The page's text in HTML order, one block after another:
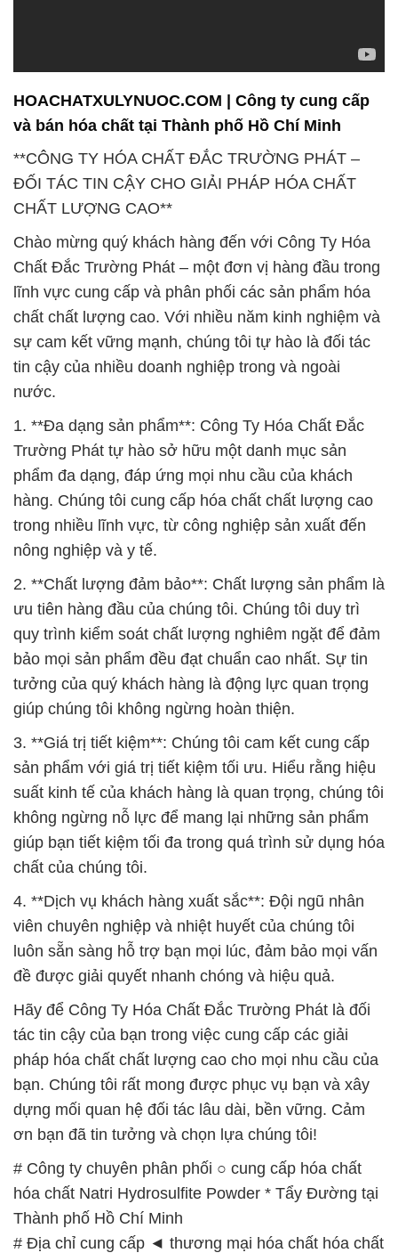
HOACHATXULYNUOC.COM | Công ty cung cấp
và bán hóa chất tại Thành phố Hồ Chí Minh
**CÔNG TY HÓA CHẤT ĐẮC TRƯỜNG PHÁT –
ĐỐI TÁC TIN CẬY CHO GIẢI PHÁP HÓA CHẤT
CHẤT LƯỢNG CAO**
Chào mừng quý khách hàng đến với Công Ty Hóa
Chất Đắc Trường Phát – một đơn vị hàng đầu trong
lĩnh vực cung cấp và phân phối các sản phẩm hóa
chất chất lượng cao. Với nhiều năm kinh nghiệm và
sự cam kết vững mạnh, chúng tôi tự hào là đối tác
tin cậy của nhiều doanh nghiệp trong và ngoài
nước.
1. **Đa dạng sản phẩm**: Công Ty Hóa Chất Đắc
Trường Phát tự hào sở hữu một danh mục sản
phẩm đa dạng, đáp ứng mọi nhu cầu của khách
hàng. Chúng tôi cung cấp hóa chất chất lượng cao
trong nhiều lĩnh vực, từ công nghiệp sản xuất đến
nông nghiệp và y tế.
2. **Chất lượng đảm bảo**: Chất lượng sản phẩm là
ưu tiên hàng đầu của chúng tôi. Chúng tôi duy trì
quy trình kiểm soát chất lượng nghiêm ngặt để đảm
bảo mọi sản phẩm đều đạt chuẩn cao nhất. Sự tin
tưởng của quý khách hàng là động lực quan trọng
giúp chúng tôi không ngừng hoàn thiện.
3. **Giá trị tiết kiệm**: Chúng tôi cam kết cung cấp
sản phẩm với giá trị tiết kiệm tối ưu. Hiểu rằng hiệu
suất kinh tế của khách hàng là quan trọng, chúng tôi
không ngừng nỗ lực để mang lại những sản phẩm
giúp bạn tiết kiệm tối đa trong quá trình sử dụng hóa
chất của chúng tôi.
4. **Dịch vụ khách hàng xuất sắc**: Đội ngũ nhân
viên chuyên nghiệp và nhiệt huyết của chúng tôi
luôn sẵn sàng hỗ trợ bạn mọi lúc, đảm bảo mọi vấn
đề được giải quyết nhanh chóng và hiệu quả.
Hãy để Công Ty Hóa Chất Đắc Trường Phát là đối
tác tin cậy của bạn trong việc cung cấp các giải
pháp hóa chất chất lượng cao cho mọi nhu cầu của
bạn. Chúng tôi rất mong được phục vụ bạn và xây
dựng mối quan hệ đối tác lâu dài, bền vững. Cảm
ơn bạn đã tin tưởng và chọn lựa chúng tôi!
# Công ty chuyên phân phối ○ cung cấp hóa chất
hóa chất Natri Hydrosulfite Powder * Tẩy Đường tại
Thành phố Hồ Chí Minh
# Địa chỉ cung cấp ◄ thương mại hóa chất hóa chất